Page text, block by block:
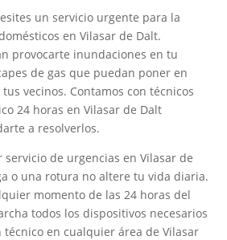
un servicio urgente para la
en Vilasar de Dalt.
provocarte inundaciones en tu
de gas que puedan poner en
vecinos. Contamos con técnicos
24 horas en Vilasar de Dalt
a resolverlos.
servicio de urgencias en Vilasar de
o una rotura no altere tu vida diaria.
momento de las 24 horas del
todos los dispositivos necesarios
en cualquier área de Vilasar